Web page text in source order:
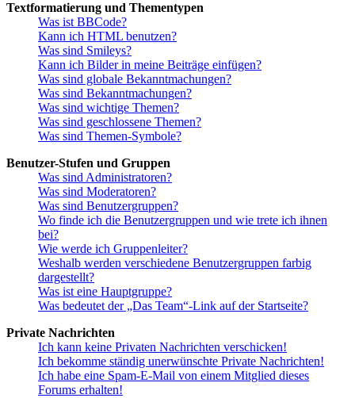
Textformatierung und Thementypen
Was ist BBCode?
Kann ich HTML benutzen?
Was sind Smileys?
Kann ich Bilder in meine Beiträge einfügen?
Was sind globale Bekanntmachungen?
Was sind Bekanntmachungen?
Was sind wichtige Themen?
Was sind geschlossene Themen?
Was sind Themen-Symbole?
Benutzer-Stufen und Gruppen
Was sind Administratoren?
Was sind Moderatoren?
Was sind Benutzergruppen?
Wo finde ich die Benutzergruppen und wie trete ich ihnen
bei?
Wie werde ich Gruppenleiter?
Weshalb werden verschiedene Benutzergruppen farbig
dargestellt?
Was ist eine Hauptgruppe?
Was bedeutet der „Das Team“-Link auf der Startseite?
Private Nachrichten
Ich kann keine Privaten Nachrichten verschicken!
Ich bekomme ständig unerwünschte Private Nachrichten!
Ich habe eine Spam-E-Mail von einem Mitglied dieses
Forums erhalten!